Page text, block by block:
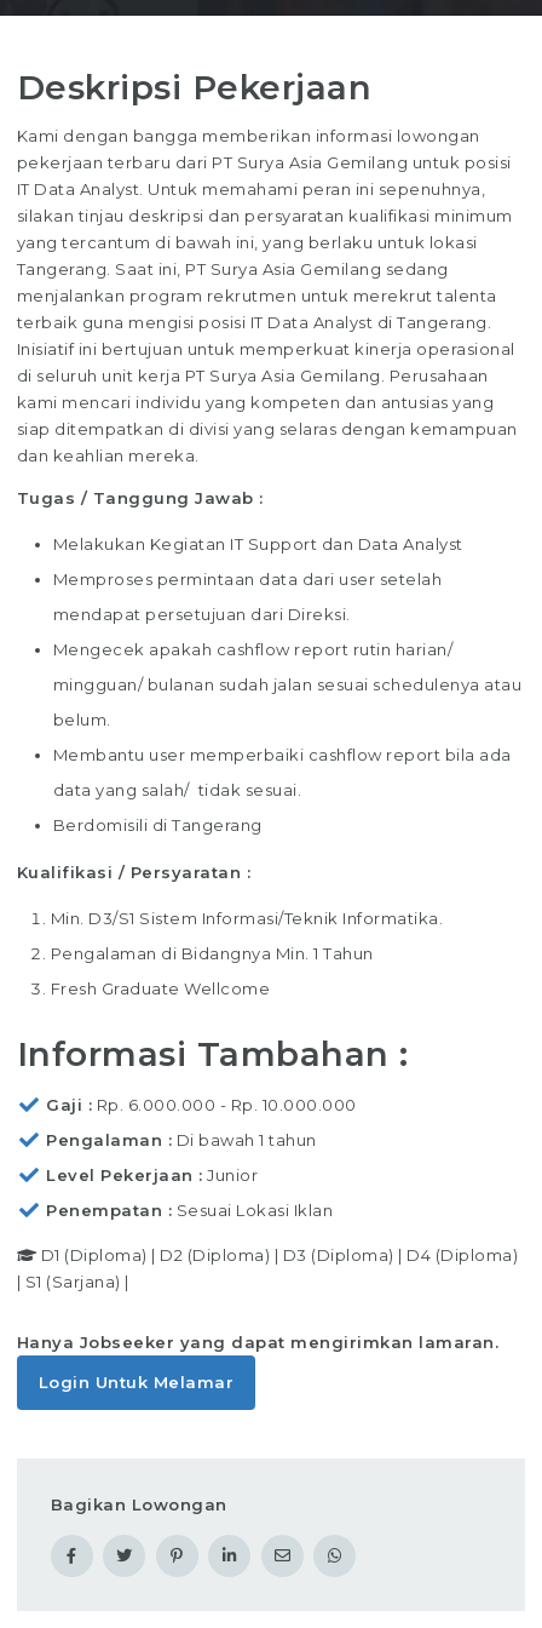
Deskripsi Pekerjaan
Kami dengan bangga memberikan informasi lowongan
pekerjaan terbaru dari PT Surya Asia Gemilang untuk posisi
IT Data Analyst. Untuk memahami peran ini sepenuhnya,
silakan tinjau deskripsi dan persyaratan kualifikasi minimum
yang tercantum di bawah ini, yang berlaku untuk lokasi
Tangerang. Saat ini, PT Surya Asia Gemilang sedang
menjalankan program rekrutmen untuk merekrut talenta
terbaik guna mengisi posisi IT Data Analyst di Tangerang.
Inisiatif ini bertujuan untuk memperkuat kinerja operasional
di seluruh unit kerja PT Surya Asia Gemilang. Perusahaan
kami mencari individu yang kompeten dan antusias yang
siap ditempatkan di divisi yang selaras dengan kemampuan
dan keahlian mereka.
Tugas / Tanggung Jawab :
Melakukan Kegiatan IT Support dan Data Analyst
Memproses permintaan data dari user setelah
mendapat persetujuan dari Direksi.
Mengecek apakah cashflow report rutin harian/
mingguan/ bulanan sudah jalan sesuai schedulenya atau
belum.
Membantu user memperbaiki cashflow report bila ada
data yang salah/ tidak sesuai.
Berdomisili di Tangerang
Kualifikasi / Persyaratan :
Min. D3/S1 Sistem Informasi/Teknik Informatika.
Pengalaman di Bidangnya Min. 1 Tahun
Fresh Graduate Wellcome
Informasi Tambahan :
Gaji
Rp. 6.000.000 - Rp. 10.000.000
Pengalaman
Di bawah 1 tahun
Level Pekerjaan
Junior
Penempatan
Sesuai Lokasi Iklan
D1 (Diploma) | D2 (Diploma) | D3 (Diploma) | D4 (Diploma)
| S1 (Sarjana) |
Hanya Jobseeker yang dapat mengirimkan lamaran.
Login Untuk Melamar
Bagikan Lowongan